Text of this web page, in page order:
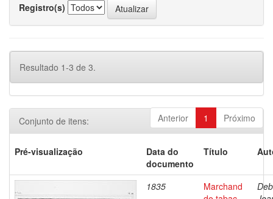
Registro(s)
Resultado 1-3 de 3.
Anterior 1 Próximo
Conjunto de itens:
Pré-visualização
Data do
documento
Título
1835
Marchand